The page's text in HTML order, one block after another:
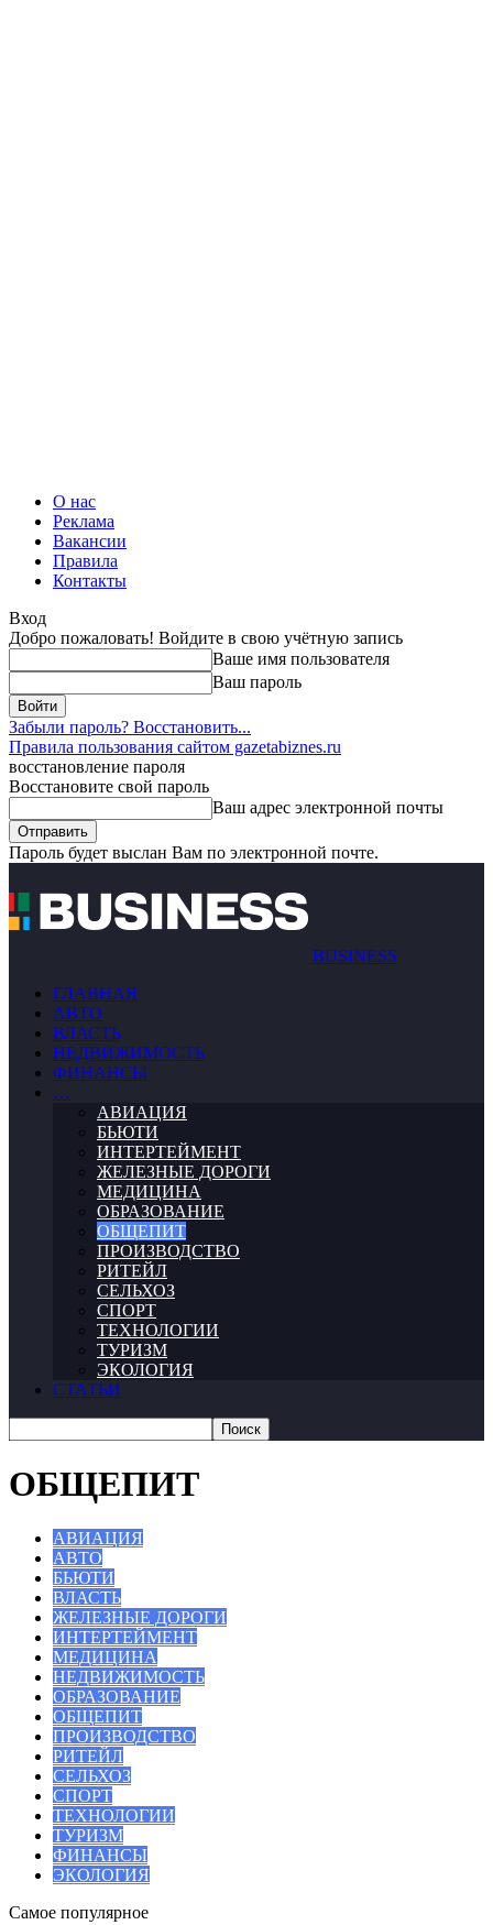
О нас
Реклама
Вакансии
Правила
Контакты
Вход
Добро пожаловать! Войдите в свою учётную запись
Ваше имя пользователя
Ваш пароль
Забыли пароль? Восстановить...
Правила пользования сайтом gazetabiznes.ru
восстановление пароля
Восстановите свой пароль
Ваш адрес электронной почты
Пароль будет выслан Вам по электронной почте.
BUSINESS
ГЛАВНАЯ
АВТО
ВЛАСТЬ
НЕДВИЖИМОСТЬ
ФИНАНСЫ
…
АВИАЦИЯ
БЬЮТИ
ИНТЕРТЕЙМЕНТ
ЖЕЛЕЗНЫЕ ДОРОГИ
МЕДИЦИНА
ОБРАЗОВАНИЕ
ОБЩЕПИТ
ПРОИЗВОДСТВО
РИТЕЙЛ
СЕЛЬХОЗ
СПОРТ
ТЕХНОЛОГИИ
ТУРИЗМ
ЭКОЛОГИЯ
СТАТЬИ
ОБЩЕПИТ
АВИАЦИЯ
АВТО
БЬЮТИ
ВЛАСТЬ
ЖЕЛЕЗНЫЕ ДОРОГИ
ИНТЕРТЕЙМЕНТ
МЕДИЦИНА
НЕДВИЖИМОСТЬ
ОБРАЗОВАНИЕ
ОБЩЕПИТ
ПРОИЗВОДСТВО
РИТЕЙЛ
СЕЛЬХОЗ
СПОРТ
ТЕХНОЛОГИИ
ТУРИЗМ
ФИНАНСЫ
ЭКОЛОГИЯ
Самое популярное